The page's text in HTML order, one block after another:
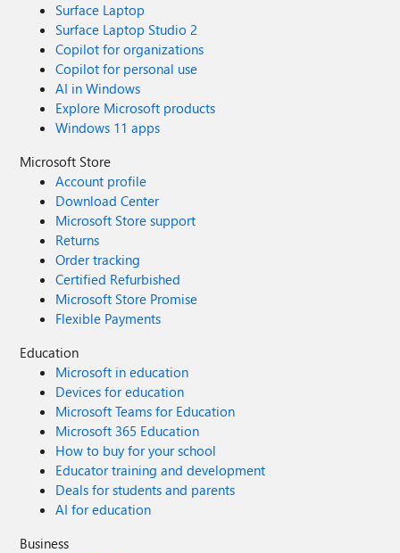
Surface Laptop
Surface Laptop Studio 2
Copilot for organizations
Copilot for personal use
AI in Windows
Explore Microsoft products
Windows 11 apps
Microsoft Store
Account profile
Download Center
Microsoft Store support
Returns
Order tracking
Certified Refurbished
Microsoft Store Promise
Flexible Payments
Education
Microsoft in education
Devices for education
Microsoft Teams for Education
Microsoft 365 Education
How to buy for your school
Educator training and development
Deals for students and parents
AI for education
Business